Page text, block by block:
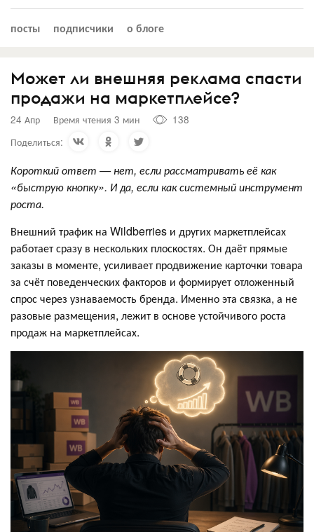
посты подписчики о блоге
Может ли внешняя реклама спасти
продажи на маркетплейсе?
24 Апр Время чтения 3 мин
138
Поделиться:
Короткий ответ — нет, если рассматривать её как
«быструю кнопку». И да, если как системный инструмент
роста.
Внешний трафик на Wildberries и других маркетплейсах
работает сразу в нескольких плоскостях. Он даёт прямые
заказы в моменте, усиливает продвижение карточки товара
за счёт поведенческих факторов и формирует отложенный
спрос через узнаваемость бренда. Именно эта связка, а не
разовые размещения, лежит в основе устойчивого роста
продаж на маркетплейсах.